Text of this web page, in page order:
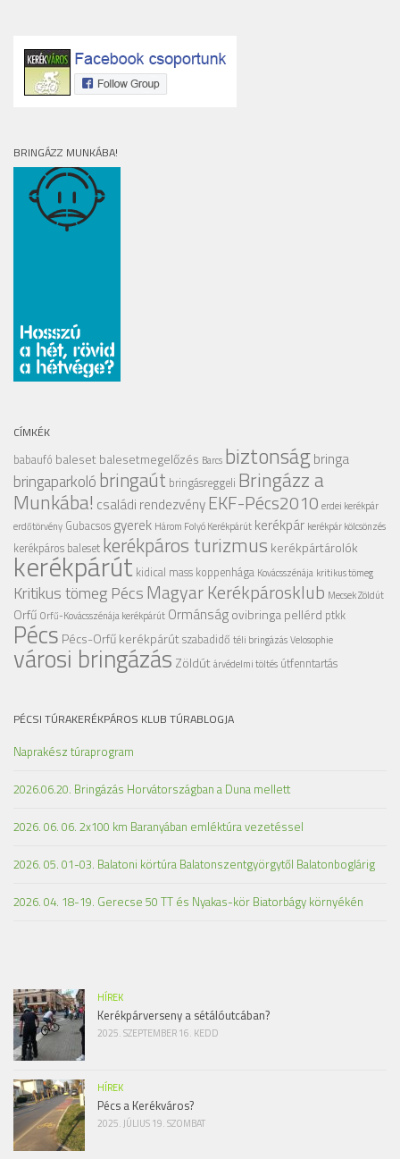
BRINGÁZZ MUNKÁBA!
CÍMKÉK
babaufó balesetbalesetmegelőzés Barcs biztonságbringa
bringaparkolóbringaút bringásreggeli Bringázz a
Munkába! családi rendezvényEKF-Pécs2010 erdei kerékpár
erdőtörvény Gubacsos gyerek Három Folyó Kerékpárút kerékpár kerékpár kölcsönzés
kerékpáros baleset kerékpáros turizmus kerékpártárolók
kerékpárút kidical mass koppenhága Kovácsszénája kritikus tömeg
Kritikus tömeg PécsMagyar Kerékpárosklub Mecsek Zöldút
Orfű Orfű-Kovácsszénája kerékpárút Ormánságovibringapellérd ptkk
Pécs Pécs-Orfű kerékpárútszabadidő téli bringázásVelosophie
városi bringázás Zöldútárvédelmi töltés útfenntartás
PÉCSI TÚRAKERÉKPÁROS KLUB TÚRABLOGJA
Naprakész túraprogram
2026.06.20. Bringázás Horvátországban a Duna mellett
2026. 06. 06. 2x100 km Baranyában emléktúra vezetéssel
2026. 05. 01-03. Balatoni körtúra Balatonszentgyörgytől Balatonboglárig
2026. 04. 18-19. Gerecse 50 TT és Nyakas-kör Biatorbágy környékén
HÍREK
Kerékpárverseny a sétálóutcában?
2025. SZEPTEMBER 16. KEDD
HÍREK
Pécs a Kerékváros?
2025. JÚLIUS 19. SZOMBAT